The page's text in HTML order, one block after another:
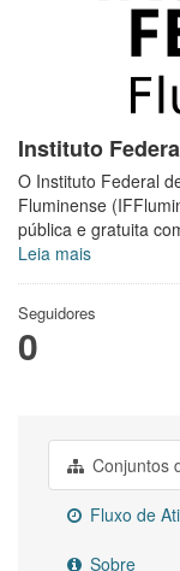
Instituto
O Instituto Federal
Fluminense
pública e gratuita
Leia mais
Seguidores
0
Conjuntos
Fluxo de
Sobre